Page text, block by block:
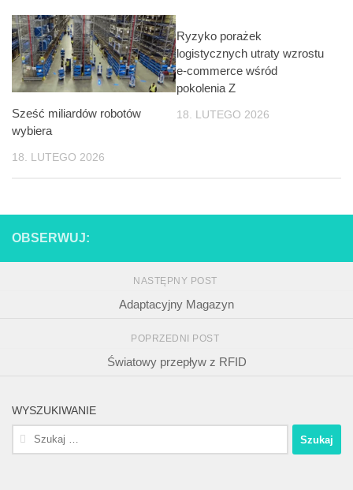
Sześć miliardów robotów
wybiera
18. LUTEGO 2026
Ryzyko porażek
logistycznych utraty wzrostu
e-commerce wśród
pokolenia Z
18. LUTEGO 2026
OBSERWUJ:
NASTĘPNY POST
Adaptacyjny Magazyn
POPRZEDNI POST
Światowy przepływ z RFID
WYSZUKIWANIE
Szukaj: